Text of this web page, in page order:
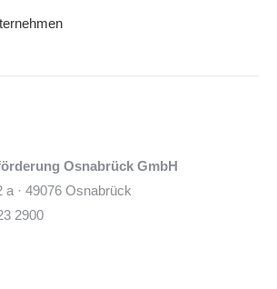
Osnabrück GmbH
a · 49076 Osnabrück
2900